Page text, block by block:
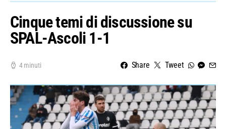
Cinque temi di discussione su
SPAL-Ascoli 1-1
4 minuti Share Tweet